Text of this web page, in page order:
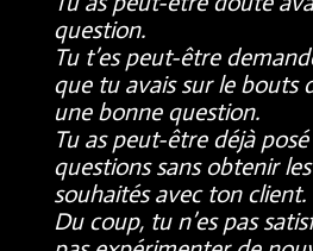
question.
Tu t’es peut-être
que tu avais sur le bouts
une bonne question.
Tu as peut-être déjà
questions sans obtenir
souhaités avec ton client.
Du coup, tu n’es pas